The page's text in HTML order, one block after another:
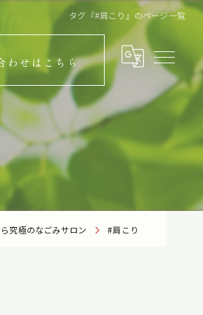
タグ『#肩こり』のページ一覧
わせはこちら
究極のなごみサロン #肩こり